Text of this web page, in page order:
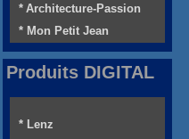
* Architecture-Passion
* Mon Petit Jean
Produits DIGITAL
* Lenz